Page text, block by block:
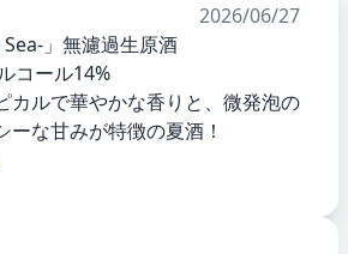
2026/06/27
」無濾過生原酒
コール14%
カルで華やかな香りと、微発泡の
ーな甘みが特徴の夏酒！